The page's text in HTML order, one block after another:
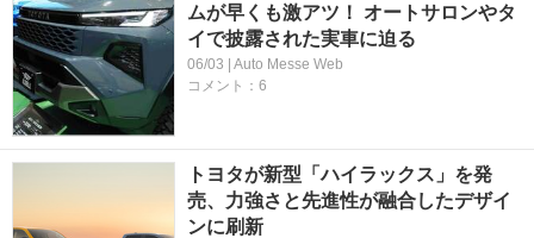
ムが早くも激アツ！ オートサロンやタ
イで披露された実車に迫る
06/03 | Auto Messe Web
コメント：6
トヨタが新型「ハイラックス」を発
売、力強さと先進性が融合したデザイ
ンに刷新